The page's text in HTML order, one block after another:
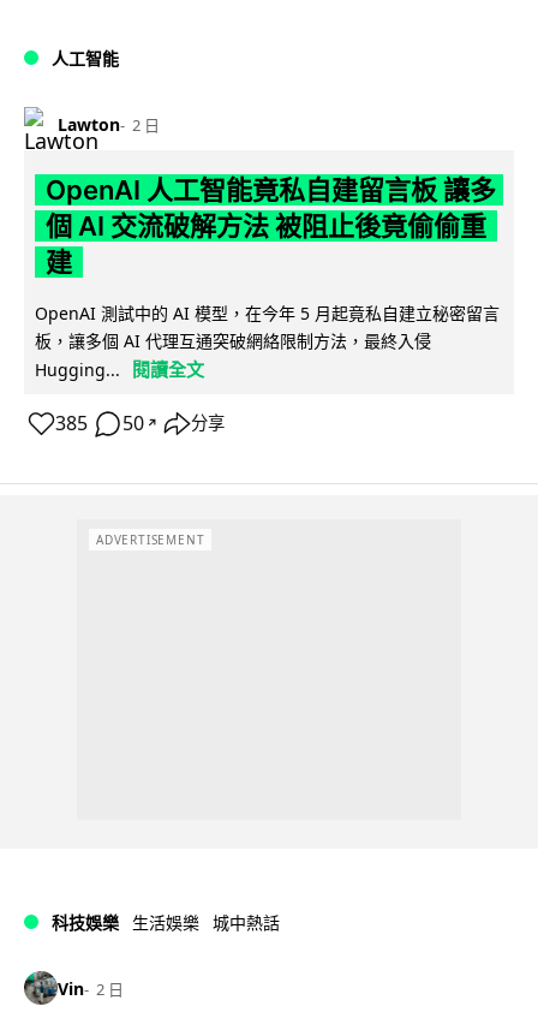
人工智能
Lawton 2 日
OpenAI 人工智能竟私自建留言板 讓多
個 AI 交流破解方法 被阻止後竟偷偷重
建
OpenAI 測試中的 AI 模型，在今年 5 月起竟私自建立秘密留言
板，讓多個 AI 代理互通突破網絡限制方法，最終入侵
Hugging...
閱讀全文
385 50 ↗ 分享
ADVERTISEMENT
科技娛樂 生活娛樂 城中熱話
Vin 2 日